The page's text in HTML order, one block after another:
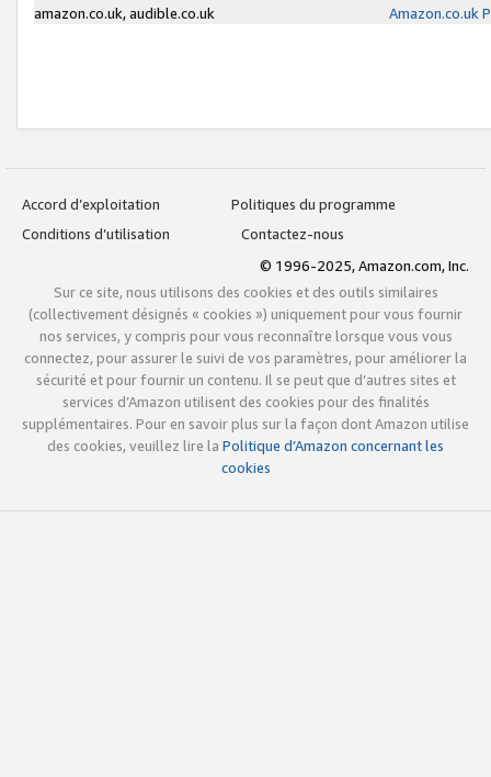
amazon.co.uk, audible.co.uk
Amazon.co.uk
Accord d’exploitation
Politiques du programme
Conditions d’utilisation
Contactez-nous
© 1996-2025, Amazon.com, Inc.
Sur ce site, nous utilisons des cookies et des outils similaires
(collectivement désignés « cookies ») uniquement pour vous fournir
nos services, y compris pour vous reconnaître lorsque vous vous
connectez, pour assurer le suivi de vos paramètres, pour améliorer la
sécurité et pour fournir un contenu. Il se peut que d’autres sites et
services d’Amazon utilisent des cookies pour des finalités
supplémentaires. Pour en savoir plus sur la façon dont Amazon utilise
des cookies, veuillez lire la Politique d’Amazon concernant les
cookies